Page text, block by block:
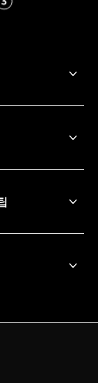
거림부터 만
자인으로 만
로 특별히 만